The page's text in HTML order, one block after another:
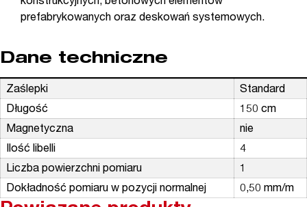
prefabrykowanych oraz deskowań systemowych.
Dane techniczne
Zaślepki
Standard
Długość
150 cm
Magnetyczna
nie
Ilość libelli
4
Liczba powierzchni pomiaru
1
Dokładność pomiaru w pozycji normalnej
0,50 mm/m